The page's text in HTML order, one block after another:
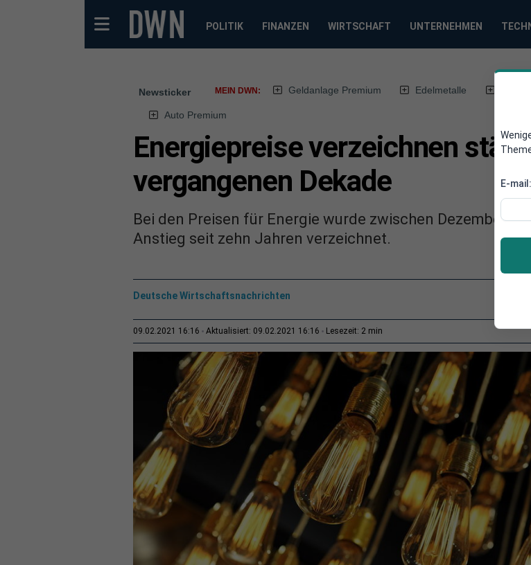
POLITIK FINANZEN WIRTSCHAFT UNTERNEHMEN
Newsticker MEIN DWN: Geldanlage Premium Edelmetalle
Auto Premium
Energiepreise verzeichnen
vergangenen Dekade
Bei den Preisen für Energie wurde zwischen Dezember
Anstieg seit zehn Jahren verzeichnet.
Deutsche Wirtschaftsnachrichten
09.02.2021 16:16 Aktualisiert: 09.02.2021 16:16 Lesezeit: 2 min
E-mail: